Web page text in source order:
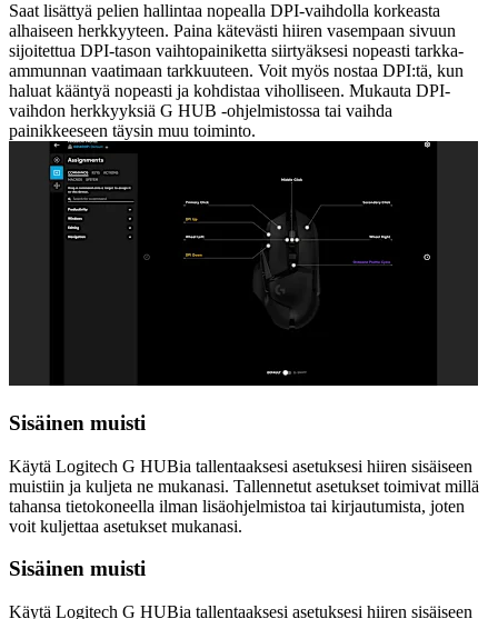
Saat lisättyä pelien hallintaa nopealla DPI-vaihdolla korkeasta
alhaiseen herkkyyteen. Paina kätevästi hiiren vasempaan sivuun
sijoitettua DPI-tason vaihtopainiketta siirtyäksesi nopeasti tarkka-
ammunnan vaatimaan tarkkuuteen. Voit myös nostaa DPI:tä, kun
haluat kääntyä nopeasti ja kohdistaa viholliseen. Mukauta DPI-
vaihdon herkkyyksiä G HUB -ohjelmistossa tai vaihda
painikkeeseen täysin muu toiminto.
Sisäinen muisti
Käytä Logitech G HUBia tallentaaksesi asetuksesi hiiren sisäiseen
muistiin ja kuljeta ne mukanasi. Tallennetut asetukset toimivat millä
tahansa tietokoneella ilman lisäohjelmistoa tai kirjautumista, joten
voit kuljettaa asetukset mukanasi.
Sisäinen muisti
Käytä Logitech G HUBia tallentaaksesi asetuksesi hiiren sisäiseen